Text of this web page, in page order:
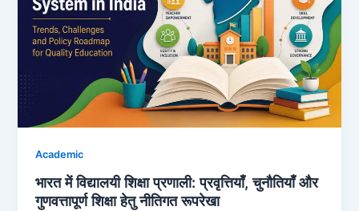
Academic
भारत में विद्यालयी शिक्षा प्रणाली: प्रवृत्तियाँ, चुनौतियाँ और
गुणवत्तापूर्ण शिक्षा हेतु नीतिगत रूपरेखा